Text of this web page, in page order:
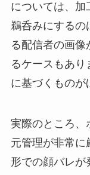
については、加
鵜呑みにするの
る配信者の画
るケースもあり
に基づくものが
実際のところ、
元管理が非常に
形での顔バレが